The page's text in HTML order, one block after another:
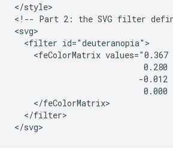
</style>
<!-- Part 2: the SVG filter
<svg>
  <filter id="deuteranopia">
<feColorMatrix values="0.367
0.280
-0.012
    </feColorMatrix>
  </filter>